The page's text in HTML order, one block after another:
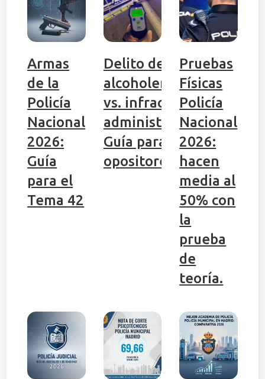
Armas
de la
Policía
Nacional
2026:
Guía
para el
Tema 42
Delito de
alcoholemia
vs. infracción
administrativa:
Guía para
opositores
Pruebas
Físicas
Policía
Nacional
2026:
hacen
media al
50% con
la
prueba
de
teoría.